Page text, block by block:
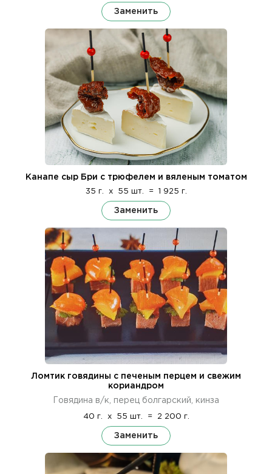
Заменить
Канапе сыр Бри с трюфелем и вяленым томатом
35 г. x 55 шт. = 1 925 г.
Заменить
Ломтик говядины с печеным перцем и свежим
кориандром
Говядина в/к, перец болгарский, кинза
40 г. x 55 шт. = 2 200 г.
Заменить